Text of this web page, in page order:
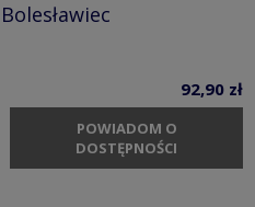
92,90 zł
POWIADOM O
DOSTĘPNOŚCI